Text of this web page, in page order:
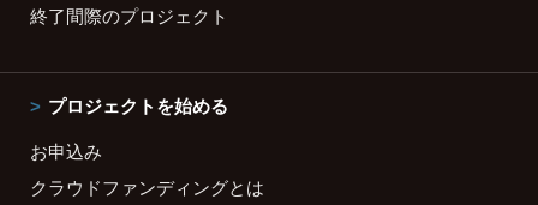
終了間際のプロジェクト
プロジェクトを始める
お申込み
クラウドファンディングとは